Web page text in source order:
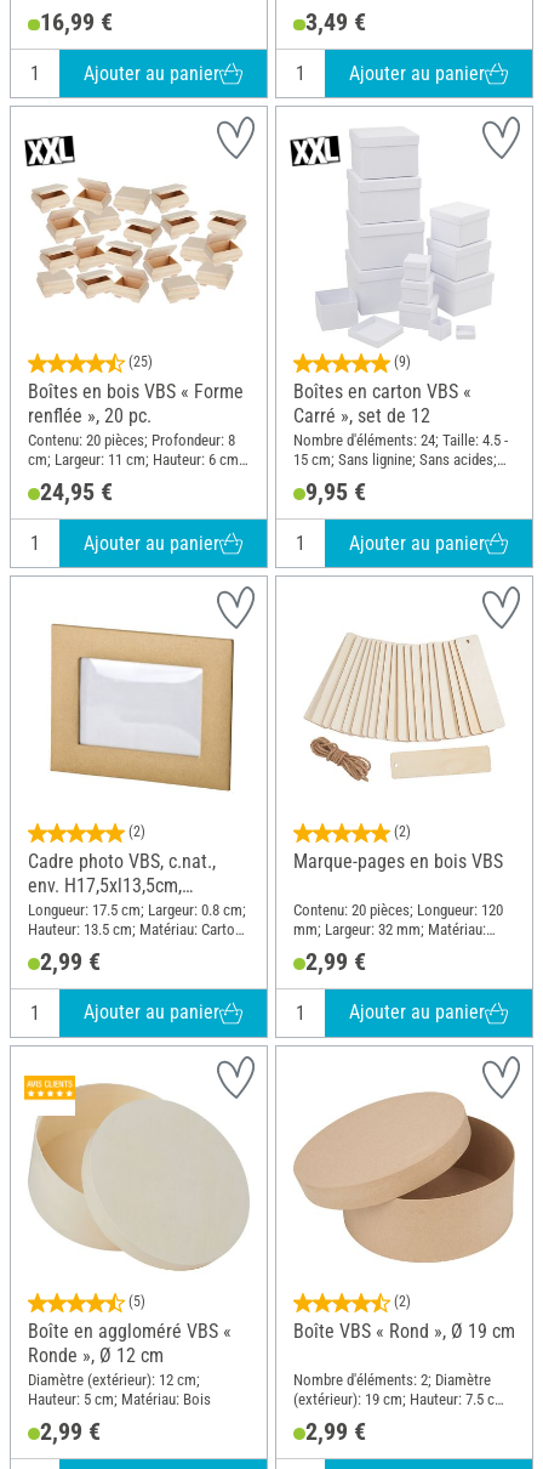
16,99 €
Ajouter au panier
3,49 €
Ajouter au panier
(25)
Boîtes en bois VBS « Forme
renflée », 20 pc.
Contenu: 20 pièces; Profondeur: 8
cm; Largeur: 11 cm; Hauteur: 6 cm;
24,95 €
Ajouter au panier
(9)
Boîtes en carton VBS «
Carré », set de 12
Nombre d'éléments: 24; Taille: 4.5 -
15 cm; Sans lignine; Sans acides;
Carton
9,95 €
Ajouter au panier
(2)
Cadre photo VBS, c.nat.,
env. H17,5xl13,5cm,
déc.rect.
Longueur: 17.5 cm; Largeur: 0.8 cm;
Hauteur: 13.5 cm; Matériau: Carton,
2,99 €
Ajouter au panier
(2)
Marque-pages en bois VBS
Contenu: 20 pièces; Longueur: 120
mm; Largeur: 32 mm; Matériau:
2,99 €
Ajouter au panier
(5)
Boîte en aggloméré VBS «
Ronde », Ø 12 cm
Diamètre (extérieur): 12 cm;
Hauteur: 5 cm; Matériau: Bois
2,99 €
(2)
Boîte VBS « Rond », Ø 19 cm
Nombre d'éléments: 2; Diamètre
(extérieur): 19 cm; Hauteur: 7.5 cm;
2,99 €